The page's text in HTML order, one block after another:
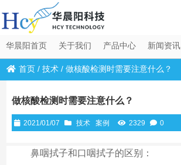
华晨阳首页 关于我们 产品中心 新闻资讯
首页 /技术 /做核酸检测时需要注意什么？
做核酸检测时需要注意什么？
2021/01/07 技术 案例 2329 0
鼻咽拭子和口咽拭子的区别：